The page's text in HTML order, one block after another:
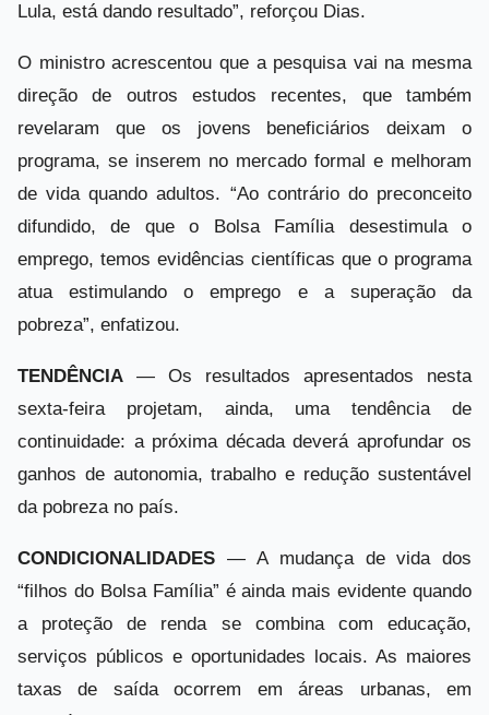
Lula, está dando resultado”, reforçou Dias.
O ministro acrescentou que a pesquisa vai na mesma
direção de outros estudos recentes, que também
revelaram que os jovens beneficiários deixam o
programa, se inserem no mercado formal e melhoram
de vida quando adultos. “Ao contrário do preconceito
difundido, de que o Bolsa Família desestimula o
emprego, temos evidências científicas que o programa
atua estimulando o emprego e a superação da
pobreza”, enfatizou.
TENDÊNCIA — Os resultados apresentados nesta
sexta-feira projetam, ainda, uma tendência de
continuidade: a próxima década deverá aprofundar os
ganhos de autonomia, trabalho e redução sustentável
da pobreza no país.
CONDICIONALIDADES — A mudança de vida dos
“filhos do Bolsa Família” é ainda mais evidente quando
a proteção de renda se combina com educação,
serviços públicos e oportunidades locais. As maiores
taxas de saída ocorrem em áreas urbanas, em